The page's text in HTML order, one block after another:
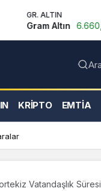
2.59%
6.660,55 TRY
KRIPTO EMTIA
Vatandaşlık Süresi